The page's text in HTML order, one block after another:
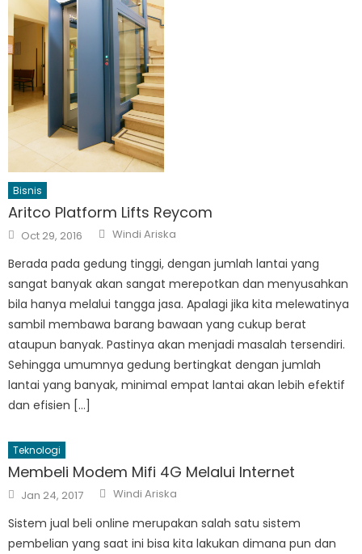
Bisnis
Aritco Platform Lifts Reycom
Posted
on
Oct 29, 2016 Author
Windi Ariska
Berada pada gedung tinggi, dengan jumlah lantai yang
sangat banyak akan sangat merepotkan dan menyusahkan
bila hanya melalui tangga jasa. Apalagi jika kita melewatinya
sambil membawa barang bawaan yang cukup berat
ataupun banyak. Pastinya akan menjadi masalah tersendiri.
Sehingga umumnya gedung bertingkat dengan jumlah
lantai yang banyak, minimal empat lantai akan lebih efektif
dan efisien […]
Teknologi
Membeli Modem Mifi 4G Melalui Internet
Posted
on
Jan 24, 2017 Author
Windi Ariska
Sistem jual beli online merupakan salah satu sistem
pembelian yang saat ini bisa kita lakukan dimana pun dan